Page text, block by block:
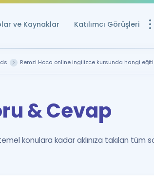
ve Kaynaklar Katılımcı Görüşleri
Ücretsiz
YDS ve YÖKDİL
YDS ve YÖKDİL
Remzi Hoca online İngilizce kursunda hangi
& Cevap
konulara kadar aklınıza takılan tüm